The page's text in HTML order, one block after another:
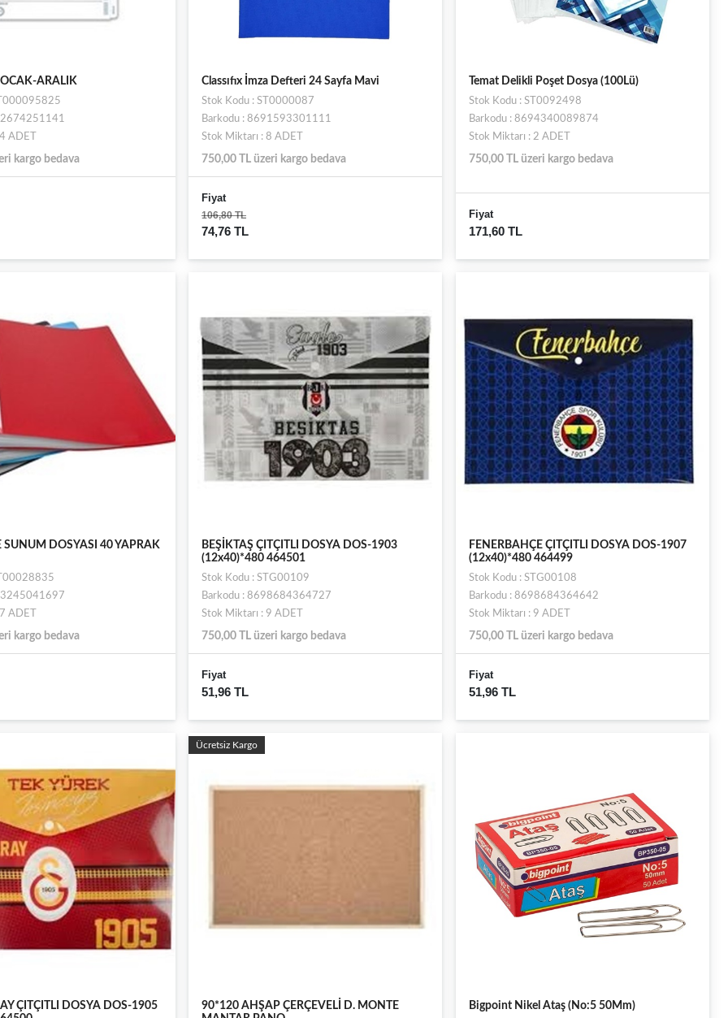
ARALIK
ADET
kargo bedava
Classıfıx İmza Defteri 24 Sayfa Mavi
Stok Kodu : ST0000087
Barkodu : 8691593301111
Stok Miktarı : 8 ADET
750,00 TL üzeri kargo bedava
Fiyat
106,80 TL
74,76 TL
Temat Delikli Poşet Dosya (100Lü)
Stok Kodu : ST0092498
Barkodu : 8694340089874
Stok Miktarı : 2 ADET
750,00 TL üzeri kargo bedava
Fiyat
171,60 TL
SUNUM DOSYASI 40 YAPRAK
ADET
kargo bedava
BEŞİKTAŞ ÇITÇITLI DOSYA DOS-1903
(12x40)*480 464501
Stok Kodu : STG00109
Barkodu : 8698684364727
Stok Miktarı : 9 ADET
750,00 TL üzeri kargo bedava
Fiyat
51,96 TL
FENERBAHÇE ÇITÇITLI DOSYA DOS-1907
(12x40)*480 464499
Stok Kodu : STG00108
Barkodu : 8698684364642
Stok Miktarı : 9 ADET
750,00 TL üzeri kargo bedava
Fiyat
51,96 TL
ÇITÇITLI DOSYA DOS-1905
Ücretsiz Kargo
90*120 AHŞAP ÇERÇEVELİ D. MONTE
Bigpoint Nikel Ataş (No:5 50Mm)